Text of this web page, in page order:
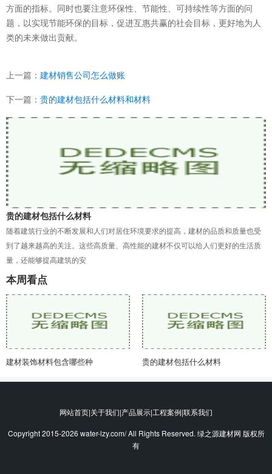
方面的指标。同时也要注意环保性、节能性、可持续性等方面的问
题，以实现节能环保的目标，促进互惠共赢的社会目标，更好地为人
类的未来做出贡献。
上一篇： 建材销售公司怎么做账
下一篇： 贵的建材包括什么材料和材料
贵的建材包括什么材料
随着建筑行业的不断发展和人们对居住环境要求的提高，建材的品质和质量也受
到了越来越高的关注。这些高质量、高性能的建材不仅可以给人们更好的生活质
量，还能够提高建筑的安
本周看点
建材装饰材料包含哪些种 贵的建材包括什么材料
网站首页|关于我们|产品展示|工程案例|联系我们
Copyright 2015-2026 water-lzy.com/ All Rights Reserved. 绿之源建材网 版权所
有